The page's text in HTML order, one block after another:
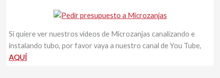
Si quiere ver nuestros vídeos de Microzanjas canalizando e
instalando tubo, por favor vaya a nuestro canal de You Tube,
AQUÍ